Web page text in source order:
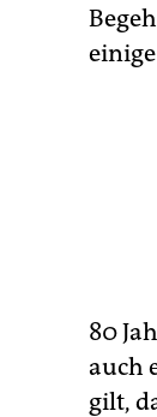
80
auch
gilt,